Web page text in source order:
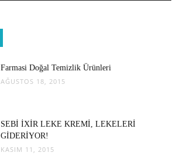
Farmasi Doğal Temizlik Ürünleri
AĞUSTOS 18, 2015
SEBİ İXİR LEKE KREMİ, LEKELERİ
GİDERİYOR!
KASIM 11, 2015